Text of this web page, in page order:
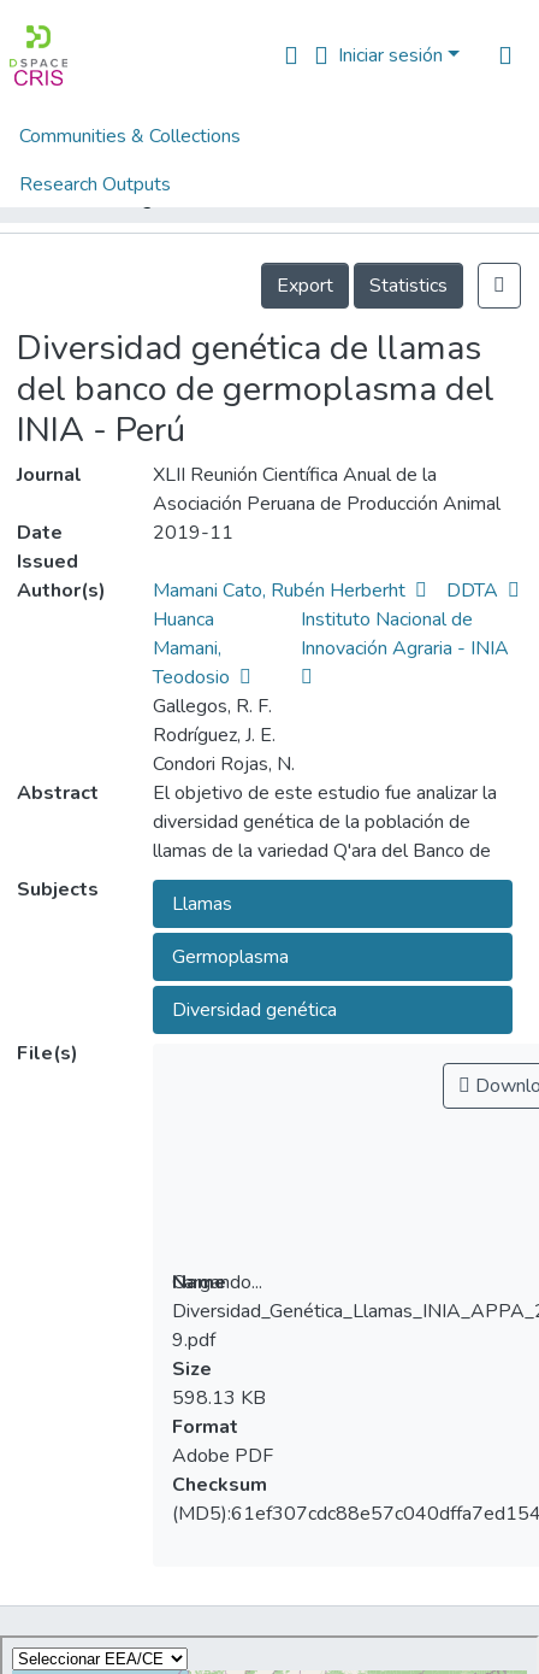
Iniciar sesión
Communities & Collections
Research Outputs
Fundings & Projects
Estadísticas
Inicio
Details
Export
Statistics
Diversidad genética de llamas
del banco de germoplasma del
INIA - Perú
Journal
XLII Reunión Científica Anual de la
Asociación Peruana de Producción Animal
Date
Issued
2019-11
Author(s) Mamani Cato, Rubén Herberht
DDTA
Huanca
Mamani,
Teodosio
Instituto Nacional de
Innovación Agraria - INIA
Gallegos, R. F.
Rodríguez, J. E.
Condori Rojas, N.
Abstract
El objetivo de este estudio fue analizar la
diversidad genética de la población de
llamas de la variedad Q'ara del Banco de
Germoplasma del Instituto Nacional de
Innovación Agraria (INIA) ubicado en el
departamento de Puno, Perú (15°S, 71°O y
a 4190 m s. n. m.). Se tomaron muestras de
sangre por punción en vena yugular de 239
llamas. Doce loci microsatélites descritos
Subjects
Llamas
Germoplasma
Diversidad genética
File(s)
Cargando...
Cargando...
Name
9.pdf
Size
598.13 KB
Format
Adobe PDF
Checksum